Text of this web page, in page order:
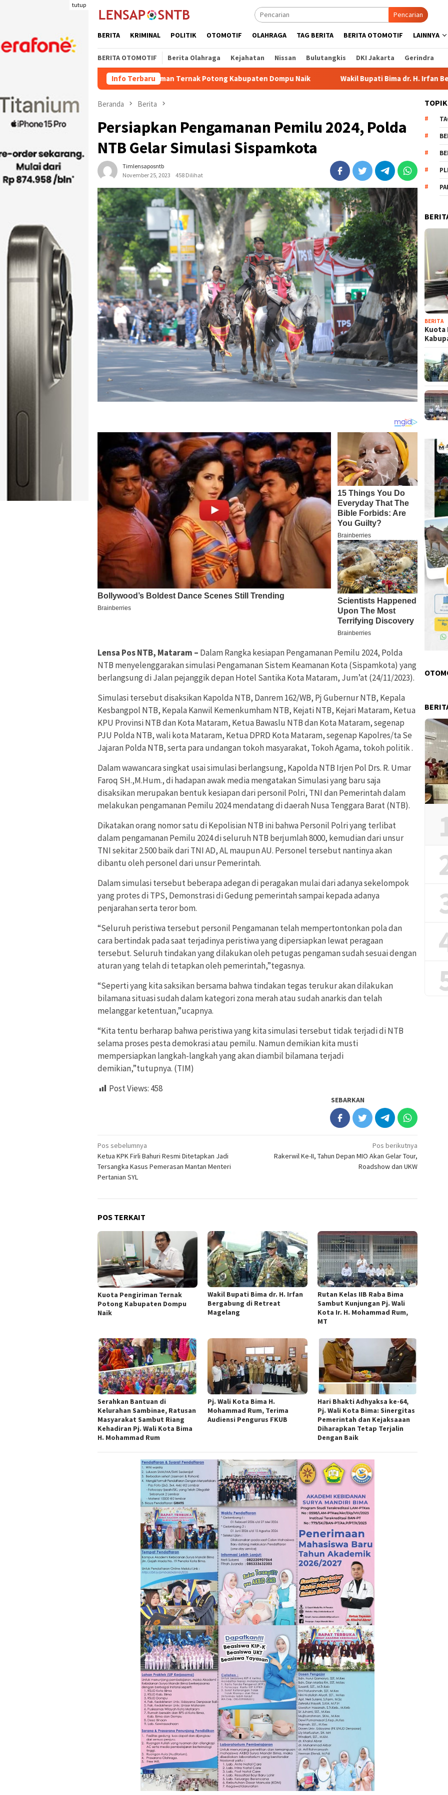
tutup
Pencarian
BERITA KRIMINAL POLITIK OTOMOTIF OLAHRAGA TAG BERITA BERITA OTOMOTIF LAINNYA
BERITA OTOMOTIF Berita Olahraga Kejahatan Nissan Bulutangkis DKI Jakarta Gerindra
Info Terbaru
Kuota Pengiriman Ternak Potong Kabupaten Dompu Naik Wakil Bupati Bima dr. H. Irfan Bergabung di Retreat
Beranda Berita
Persiapkan Pengamanan Pemilu 2024, Polda
NTB Gelar Simulasi Sispamkota
Timlensaposntb
November 25, 2023
458 Dilihat
Lensa Pos NTB, Mataram – Dalam Rangka kesiapan Pengamanan Pemilu 2024, Polda
NTB menyelenggarakan simulasi Pengamanan Sistem Keamanan Kota (Sispamkota) yang
berlangsung di Jalan pejanggik depan Hotel Santika Kota Mataram, Jum’at (24/11/2023).
Simulasi tersebut disaksikan Kapolda NTB, Danrem 162/WB, Pj Gubernur NTB, Kepala
Kesbangpol NTB, Kepala Kanwil Kemenkumham NTB, Kejati NTB, Kejari Mataram, Ketua
KPU Provinsi NTB dan Kota Mataram, Ketua Bawaslu NTB dan Kota Mataram, segenap
PJU Polda NTB, wali kota Mataram, Ketua DPRD Kota Mataram, segenap Kapolres/ta Se
Jajaran Polda NTB, serta para undangan tokoh masyarakat, Tokoh Agama, tokoh politik .
Dalam wawancara singkat usai simulasi berlangsung, Kapolda NTB Irjen Pol Drs. R. Umar
Faroq SH.,M.Hum., di hadapan awak media mengatakan Simulasi yang baru saja
disaksikan merupakan bentuk kesiapan dari personil Polri, TNI dan Pemerintah dalam
melakukan pengamanan Pemilu 2024 mendatang di daerah Nusa Tenggara Barat (NTB).
Dikatakan orang nomor satu di Kepolisian NTB ini bahwa Personil Polri yang terlibat
dalam pengamanan Pemilu 2024 di seluruh NTB berjumlah 8000, kemudian dari unsur
TNI sekitar 2.500 baik dari TNI AD, AL maupun AU. Personel tersebut nantinya akan
dibantu oleh personel dari unsur Pemerintah.
Dalam simulasi tersebut beberapa adegan di peragakan mulai dari adanya sekelompok
yang protes di TPS, Demonstrasi di Gedung pemerintah sampai kepada adanya
penjarahan serta teror bom.
“Seluruh peristiwa tersebut personil Pengamanan telah mempertontonkan pola dan
cara bertindak pada saat terjadinya peristiwa yang dipersiapkan lewat peragaan
tersebut. Seluruh tindakan yang dilakukan oleh petugas pengaman sudah sesuai dengan
aturan yang telah di tetapkan oleh pemerintah,”tegasnya.
“Seperti yang kita saksikan bersama bahwa tindakan tegas terukur akan dilakukan
bilamana situasi sudah dalam kategori zona merah atau sudah anarkis dan telah
melanggar ketentuan,”ucapnya.
“Kita tentu berharap bahwa peristiwa yang kita simulasi tersebut tidak terjadi di NTB
selama proses pesta demokrasi atau pemilu. Namun demikian kita musti
mempersiapkan langkah-langkah yang akan diambil bilamana terjadi
demikian,”tutupnya. (TIM)
Post Views: 458
SEBARKAN
Navigasi
pos
Pos sebelumnya
Ketua KPK Firli Bahuri Resmi Ditetapkan Jadi
Tersangka Kasus Pemerasan Mantan Menteri
Pertanian SYL
Pos berikutnya
Rakerwil Ke-II, Tahun Depan MIO Akan Gelar Tour,
Roadshow dan UKW
POS TERKAIT
Kuota Pengiriman Ternak
Potong Kabupaten Dompu
Naik
Wakil Bupati Bima dr. H. Irfan
Bergabung di Retreat
Magelang
Rutan Kelas IIB Raba Bima
Sambut Kunjungan Pj. Wali
Kota Ir. H. Mohammad Rum,
MT
Serahkan Bantuan di
Kelurahan Sambinae, Ratusan
Masyarakat Sambut Riang
Kehadiran Pj. Wali Kota Bima
H. Mohammad Rum
Pj. Wali Kota Bima H.
Mohammad Rum, Terima
Audiensi Pengurus FKUB
Hari Bhakti Adhyaksa ke-64,
Pj. Wali Kota Bima: Sinergitas
Pemerintah dan Kejaksaaan
Diharapkan Tetap Terjalin
Dengan Baik
BERITA
Kuota